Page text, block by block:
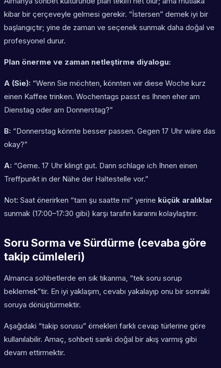
kibar bir çerçeveyle gelmesi gerekir. “İstersen” demek iyi bir
başlangıçtır; yine de zaman ve seçenek sunmak daha doğal ve
profesyonel durur.
Plan önerme ve zaman netleştirme diyalogu:
A (Sie): “Wenn Sie möchten, könnten wir diese Woche kurz
einen Kaffee trinken. Wochentags passt es Ihnen eher am
Dienstag oder am Donnerstag?”
B: “Donnerstag könnte besser passen. Gegen 17 Uhr wäre das
okay?”
A: “Gerne. 17 Uhr klingt gut. Dann schlage ich Ihnen einen
Treffpunkt in der Nähe der Haltestelle vor.”
Not: Saat önerirken “tam şu saatte mi” yerine küçük aralıklar
sunmak (17:00–17:30 gibi) karşı tarafın kararını kolaylaştırır.
Soru Sorma ve Sürdürme (cevaba göre
takip cümleleri)
Almanca sohbetlerde en sık tıkanma, “tek soru sorup
beklemek”tir. En iyi yaklaşım, cevabı yakalayıp onu bir sonraki
soruya dönüştürmektir.
Aşağıdaki “takip sorusu” örnekleri farklı cevap türlerine göre
kullanılabilir. Amaç, sohbeti sanki doğal bir akış varmış gibi
devam ettirmektir.